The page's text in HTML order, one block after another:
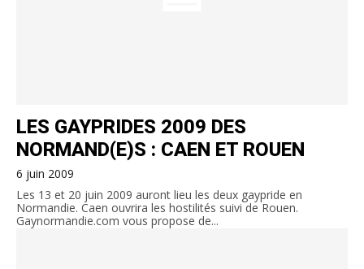
LES GAYPRIDES 2009 DES
NORMAND(E)S : CAEN ET ROUEN
6 juin 2009
Les 13 et 20 juin 2009 auront lieu les deux gaypride en
Normandie. Caen ouvrira les hostilités suivi de Rouen.
Gaynormandie.com vous propose de...